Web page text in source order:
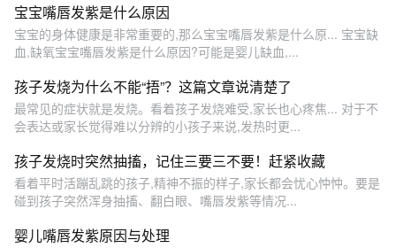
再试试熟芝麻油。#儿童感染
新冠 #孩子发烧妈妈要知道的
知识 #开启健康2023
宝宝嘴唇发紫是什么原因
宝宝的身体健康是非常重要的,那么宝宝嘴唇发紫是什么原... 宝宝缺
血,缺氧宝宝嘴唇发紫是什么原因?可能是婴儿缺血,...
孩子发烧为什么不能“捂”？这篇文章说清楚了
最常见的症状就是发烧。看着孩子发烧难受,家长也心疼焦... 对于不
会表达或家长觉得难以分辨的小孩子来说,发热时更...
孩子发烧时突然抽搐，记住三要三不要！赶紧收藏
看着平时活蹦乱跳的孩子,精神不振的样子,家长都会忧心忡忡。要是
碰到孩子突然浑身抽搐、翻白眼、嘴唇发紫等情况...
婴儿嘴唇发紫原因与处理